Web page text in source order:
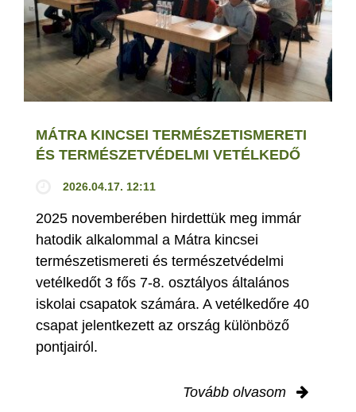
MÁTRA KINCSEI TERMÉSZETISMERETI
ÉS TERMÉSZETVÉDELMI VETÉLKEDŐ
2026.04.17. 12:11
2025 novemberében hirdettük meg immár
hatodik alkalommal a Mátra kincsei
természetismereti és természetvédelmi
vetélkedőt 3 fős 7-8. osztályos általános
iskolai csapatok számára. A vetélkedőre 40
csapat jelentkezett az ország különböző
pontjairól.
Tovább olvasom